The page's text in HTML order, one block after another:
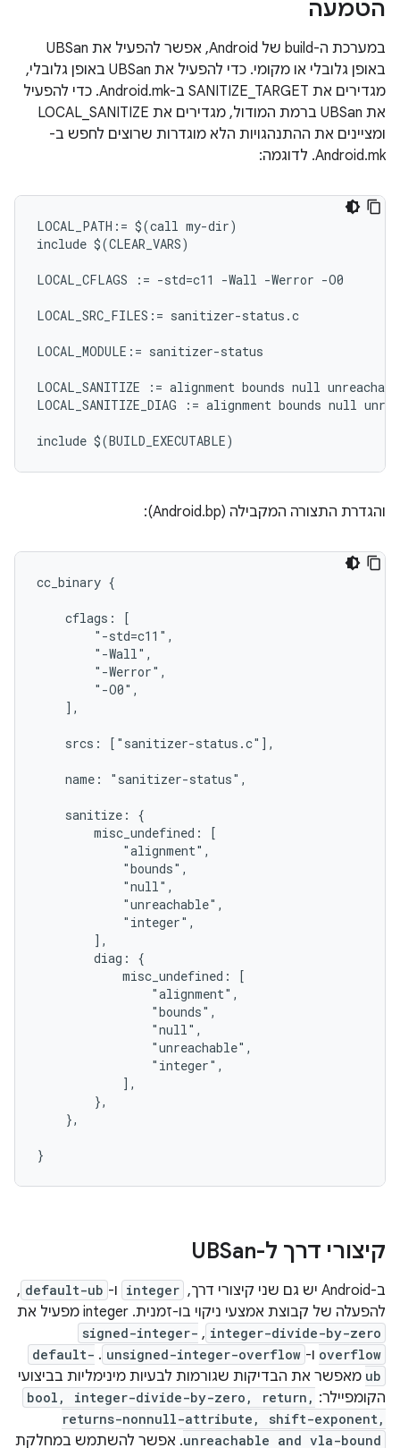
הטמעה
במערכת ה-build של Android, אפשר להפעיל את UBSan
באופן גלובלי או מקומי. כדי להפעיל את UBSan באופן גלובלי,
מגדירים את SANITIZE_TARGET ב-Android.mk. כדי להפעיל
את UBSan ברמת המודול, מגדירים את LOCAL_SANITIZE
ומציינים את ההתנהגויות הלא מוגדרות שרוצים לחפש ב-
Android.mk. לדוגמה:
LOCAL_PATH:= $(call my-dir)
include $(CLEAR_VARS)
LOCAL_CFLAGS := -std=c11 -Wall -Werror -O0
LOCAL_SRC_FILES:= sanitizer-status.c
LOCAL_MODULE:= sanitizer-status
LOCAL_SANITIZE := alignment bounds null
LOCAL_SANITIZE_DIAG := alignment bounds null
והגדרת התצורה המקבילה (Android.bp):
cc_binary {
    cflags: [
        "-std=c11",
        "-Wall",
        "-Werror",
        "-O0",
    ],
    srcs: ["sanitizer-status.c"],
    name: "sanitizer-status",
    sanitize: {
        misc_undefined: [
            "alignment",
            "bounds",
            "null",
            "unreachable",
            "integer",
        ],
        diag: {
            misc_undefined: [
                "alignment",
                "bounds",
                "null",
                "unreachable",
                "integer",
            ],
        },
    },
קיצורי דרך ל-UBSan
ב-Android יש גם שני קיצורי דרך, integer ו- default-ub
,
להפעלה של קבוצת אמצעי ניקוי בו-זמנית. integer מפעיל את
integer-divide-by-zero
,‏
signed-integer-
overflow ו- unsigned-integer-overflow
. ‫
default-
ub מאפשר את הבדיקות שגורמות לבעיות מינימליות בביצועי
הקומפיילר: bool, integer-divide-by-zero, return,
returns-nonnull-attribute, shift-exponent,
unreachable and vla-bound. אפשר להשתמש במחלקת